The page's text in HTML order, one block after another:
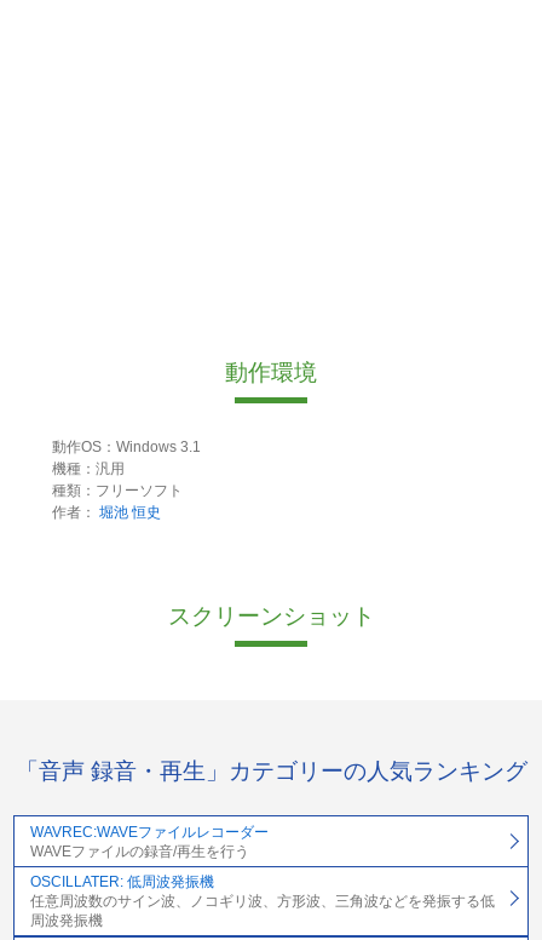
動作環境
動作OS：Windows 3.1
機種：汎用
種類：フリーソフト
作者： 堀池 恒史
スクリーンショット
「音声 録音・再生」カテゴリーの人気ランキング
WAVREC:WAVEファイルレコーダー
WAVEファイルの録音/再生を行う
OSCILLATER: 低周波発振機
任意周波数のサイン波、ノコギリ波、方形波、三角波などを発振する低
周波発振機